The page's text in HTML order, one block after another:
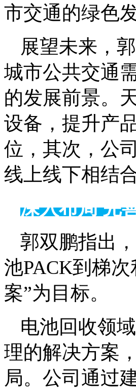
市交通的绿色
展望未来，
城市公共交通
的发展前景。
设备，提升产
位，其次，公
线上线下相结
深入布局 完
郭双鹏指出
池PACK到梯
案”为目标。
电池回收领
理的解决方案
局。公司通过